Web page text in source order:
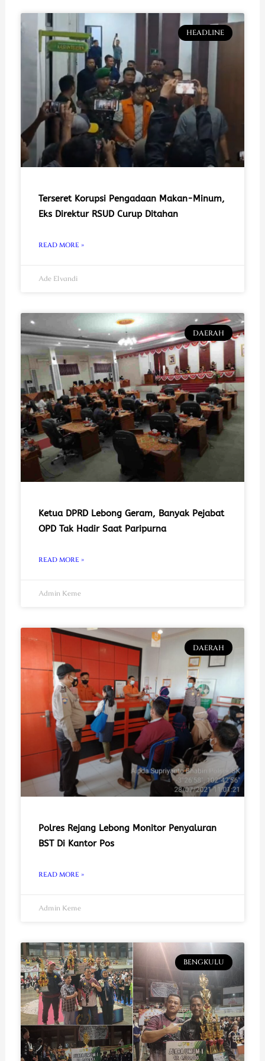
HEADLINE
Terseret Korupsi Pengadaan Makan-Minum,
Eks Direktur RSUD Curup Ditahan
READ MORE »
Ade Elvandi
DAERAH
Ketua DPRD Lebong Geram, Banyak Pejabat
OPD Tak Hadir Saat Paripurna
READ MORE »
Admin Keme
DAERAH
Polres Rejang Lebong Monitor Penyaluran
BST Di Kantor Pos
READ MORE »
Admin Keme
BENGKULU